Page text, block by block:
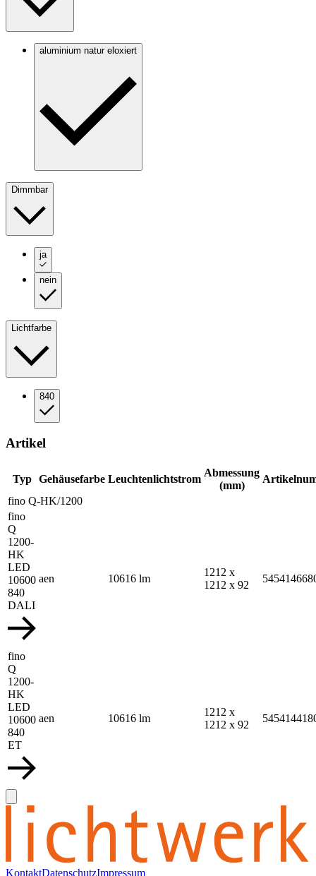
aluminium natur eloxiert
Dimmbar
ja
nein
Lichtfarbe
840
Artikel
Typ Gehäusefarbe Leuchtenlichtstrom
Abmessung
(mm)
fino Q-HK/1200
fino
Q
1200-
HK
LED
10600
840
DALI
aen 10616 lm
1212 x
1212 x 92
fino
Q
1200-
HK
LED
10600
840
ET
aen 10616 lm
1212 x
1212 x 92
KontaktDatenschutzImpressum